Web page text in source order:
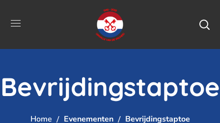
Bevrijdingstaptoe
Home Evenementen Bevrijdingstaptoe